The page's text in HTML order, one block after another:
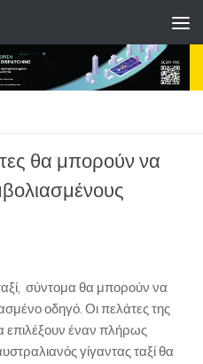
θα μπορούν να
σύντομα θα μπορούν να
οδηγό. Οι πελάτες της
επιλέξουν έναν πλήρως
γίγαντας ταξί θα